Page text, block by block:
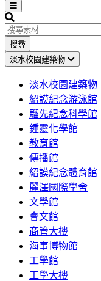
Open
sidebar
Search
搜尋
淡水校園建築物
淡水校園建築物
紹謨紀念游泳館
騮先紀念科學館
鍾靈化學館
教育館
傳播館
紹謨紀念體育館
麗澤國際學舍
文學館
會文館
商管大樓
海事博物館
工學館
工學大樓